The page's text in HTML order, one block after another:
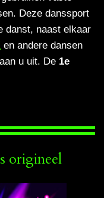
Deze danssport
danst, naast elkaar
en andere dansen
u uit. De 1e
origineel